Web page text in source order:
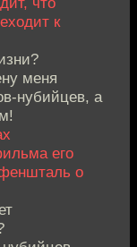
к
меня
нубийцев, а
его
о